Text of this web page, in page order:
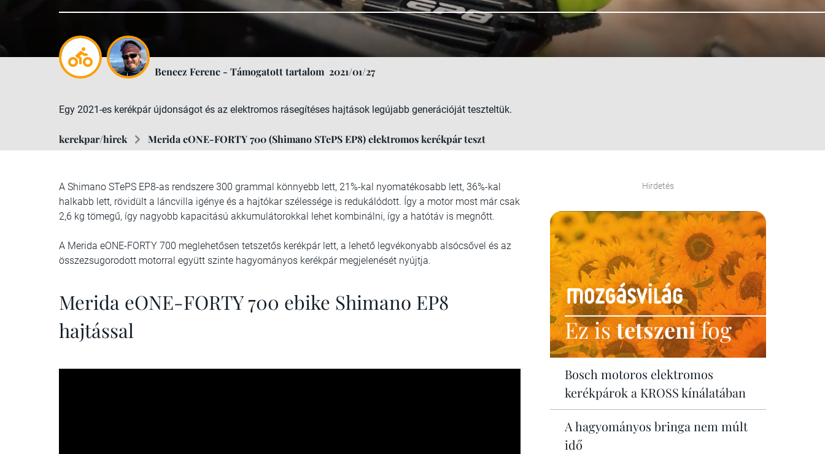
Benecz Ferenc - Támogatott tartalom 2021/01/27
Egy 2021-es kerékpár újdonságot és az elektromos rásegítéses hajtások legújabb generációját teszteltük.
kerekpar/hirek Merida eONE-FORTY 700 (Shimano STePS EP8) elektromos kerékpár teszt
A Shimano STePS EP8-as rendszere 300 grammal könnyebb lett, 21%-kal nyomatékosabb lett, 36%-kal
halkabb lett, rövidült a láncvilla igénye és a hajtókar szélessége is redukálódott. Így a motor most már csak
2,6 kg tömegű, így nagyobb kapacitású akkumulátorokkal lehet kombinálni, így a hatótáv is megnőtt.
A Merida eONE-FORTY 700 meglehetősen tetszetős kerékpár lett, a lehető legvékonyabb alsócsővel és az
összezsugorodott motorral együtt szinte hagyományos kerékpár megjelenését nyújtja.
Merida eONE-FORTY 700 ebike Shimano EP8
hajtással
Hirdetés
Ez istetszenifog
Bosch motoros elektromos
kerékpárok a KROSS kínálatában
A hagyományos bringa nem múlt
idő